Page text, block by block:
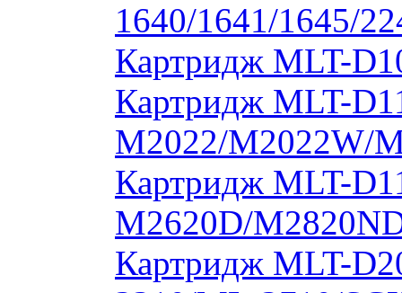
1640/1641/1645/
Картридж MLT-
Картридж MLT-
M2022/M2022W/
Картридж MLT-
M2620D/
Картридж MLT-